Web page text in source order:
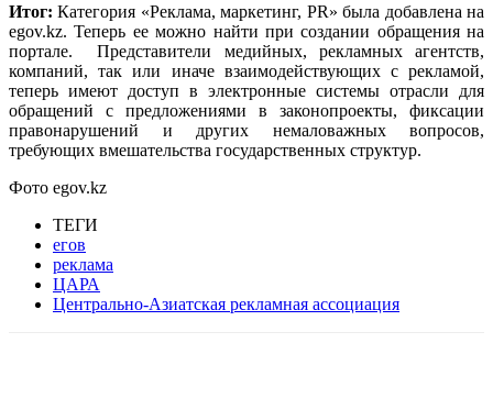
Итог: Категория «Реклама, маркетинг, PR» была добавлена на
egov.kz. Теперь ее можно найти при создании обращения на
портале. Представители медийных, рекламных агентств,
компаний, так или иначе взаимодействующих с рекламой,
теперь имеют доступ в электронные системы отрасли для
обращений с предложениями в законопроекты, фиксации
правонарушений и других немаловажных вопросов,
требующих вмешательства государственных структур.
Фото egov.kz
ТЕГИ
егов
реклама
ЦАРА
Центрально-Азиатская рекламная ассоциация